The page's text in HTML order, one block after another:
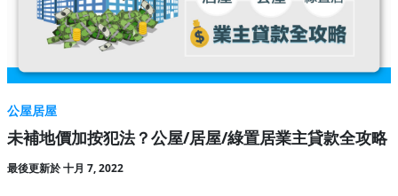
公屋居屋
未補地價加按犯法？公屋/居屋/綠置居業主貸款全攻略
最後更新於 十月 7, 2022